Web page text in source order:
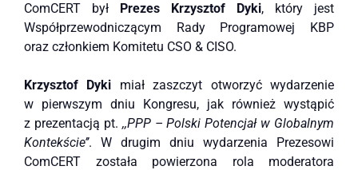
ComCERT był Prezes Krzysztof Dyki, który jest
Współprzewodniczącym Rady Programowej KBP
oraz członkiem Komitetu CSO & CISO.
Krzysztof Dyki miał zaszczyt otworzyć wydarzenie
w pierwszym dniu Kongresu, jak również wystąpić
z prezentacją pt. ,,PPP – Polski Potencjał w Globalnym
Kontekście’’. W drugim dniu wydarzenia Prezesowi
ComCERT została powierzona rola moderatora